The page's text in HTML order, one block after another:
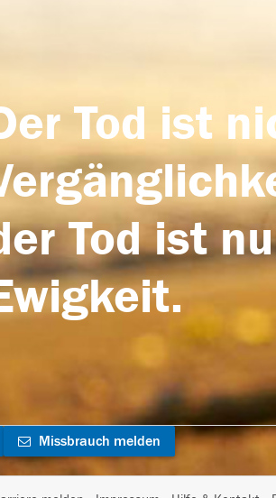
Tod ist
Tod ist
Missbrauch melden